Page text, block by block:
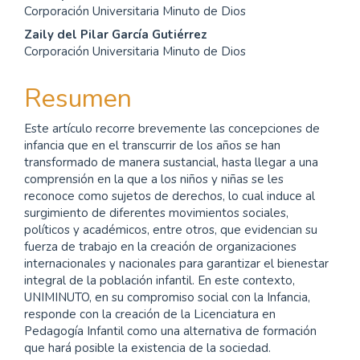
principal
del
artículo
Corporación Universitaria Minuto de Dios
Zaily del Pilar García Gutiérrez
Corporación Universitaria Minuto de Dios
Resumen
Este artículo recorre brevemente las concepciones de
infancia que en el transcurrir de los años se han
transformado de manera sustancial, hasta llegar a una
comprensión en la que a los niños y niñas se les
reconoce como sujetos de derechos, lo cual induce al
surgimiento de diferentes movimientos sociales,
políticos y académicos, entre otros, que evidencian su
fuerza de trabajo en la creación de organizaciones
internacionales y nacionales para garantizar el bienestar
integral de la población infantil. En este contexto,
UNIMINUTO, en su compromiso social con la Infancia,
responde con la creación de la Licenciatura en
Pedagogía Infantil como una alternativa de formación
que hará posible la existencia de la sociedad.